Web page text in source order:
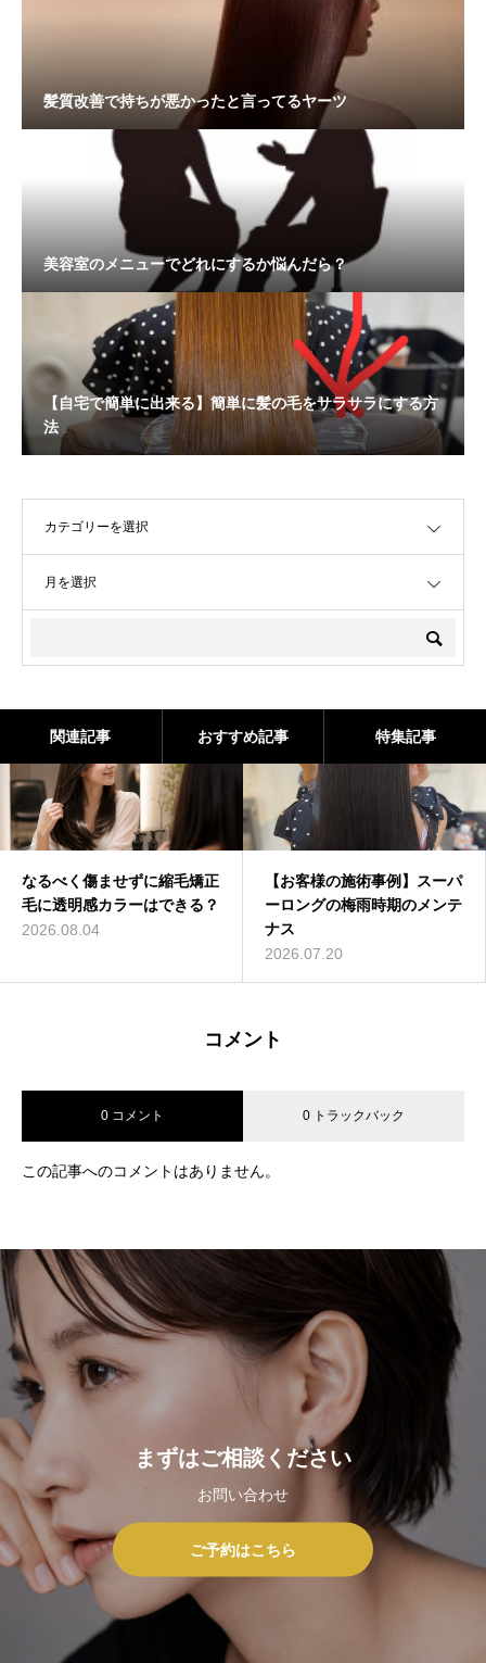
髪質改善で持ちが悪かったと言ってるヤーツ
美容室のメニューでどれにするか悩んだら？
【自宅で簡単に出来る】簡単に髪の毛をサラサラにする方
法
関連記事 おすすめ記事 特集記事
なるべく傷ませずに縮毛矯正
毛に透明感カラーはできる？
2026.08.04
【お客様の施術事例】スーパ
ーロングの梅雨時期のメンテ
ナス
2026.07.20
コメント
0 コメント 0 トラックバック
この記事へのコメントはありません。
まずはご相談ください
お問い合わせ
ご予約はこちら